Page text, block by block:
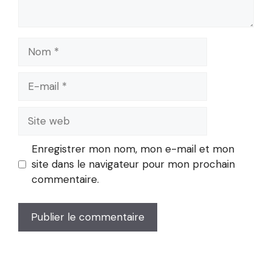
mail
Site
web
Enregistrer mon nom, mon e-mail et mon
site dans le navigateur pour mon prochain
commentaire.